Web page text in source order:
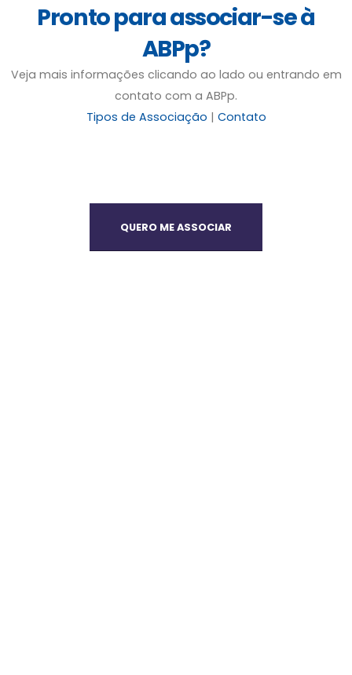
Pronto para associar-se à
ABPp?
Veja mais informações clicando ao lado ou entrando em
contato com a ABPp.
Tipos de Associação | Contato
QUERO ME ASSOCIAR